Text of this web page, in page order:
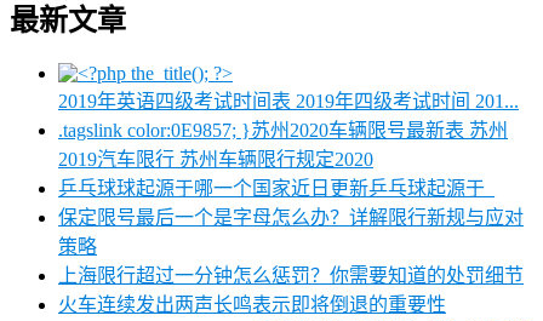
最新文章
2019年英语四级考试时间表 2019年四级考试时间 201...
.tagslink color:0E9857; }苏州2020车辆限号最新表 苏州
2019汽车限行 苏州车辆限行规定2020
乒乓球球起源于哪一个国家近日更新乒乓球起源于_
保定限号最后一个是字母怎么办？详解限行新规与应对
策略
上海限行超过一分钟怎么惩罚？你需要知道的处罚细节
火车连续发出两声长鸣表示即将倒退的重要性